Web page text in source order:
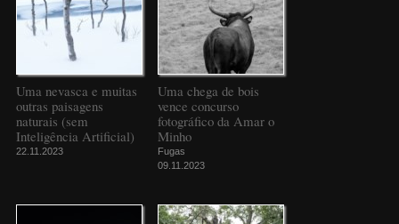
Uma nevasca e muitas
outras paisagens
naturais (sem
Inteligência Artificial)
22.11.2023
Uma chega de bois
vence concurso
fotográfico da Amar o
Minho
Fugas
09.11.2023